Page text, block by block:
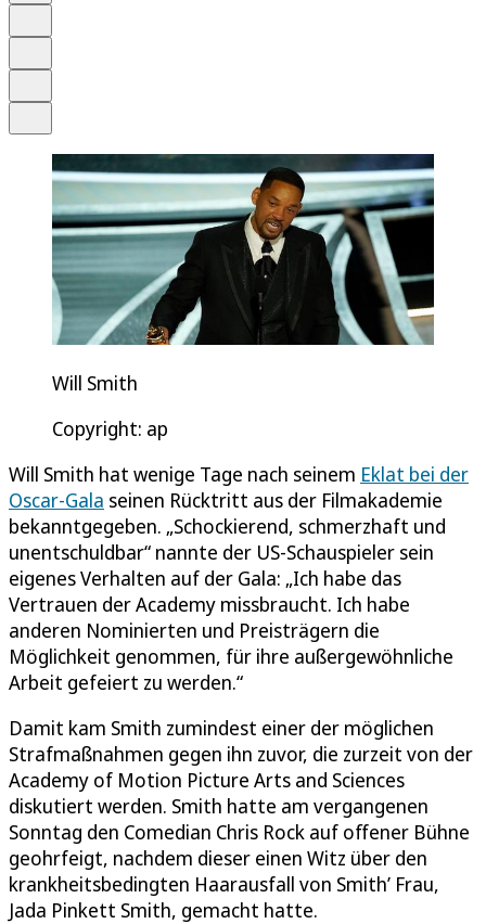
Will Smith
Copyright: ap
Will Smith hat wenige Tage nach seinem Eklat bei der
Oscar-Gala seinen Rücktritt aus der Filmakademie
bekanntgegeben. „Schockierend, schmerzhaft und
unentschuldbar“ nannte der US-Schauspieler sein
eigenes Verhalten auf der Gala: „Ich habe das
Vertrauen der Academy missbraucht. Ich habe
anderen Nominierten und Preisträgern die
Möglichkeit genommen, für ihre außergewöhnliche
Arbeit gefeiert zu werden.“
Damit kam Smith zumindest einer der möglichen
Strafmaßnahmen gegen ihn zuvor, die zurzeit von der
Academy of Motion Picture Arts and Sciences
diskutiert werden. Smith hatte am vergangenen
Sonntag den Comedian Chris Rock auf offener Bühne
geohrfeigt, nachdem dieser einen Witz über den
krankheitsbedingten Haarausfall von Smith’ Frau,
Jada Pinkett Smith, gemacht hatte.